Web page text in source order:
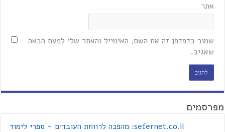
אתר
שמור בדפדפן זה את השם, האימייל והאתר שלי לפעם הבאה
שאגיב.
מפרסמים
sefernet.co.il: מהפכה לרווחת העובדים - ספרי לימוד